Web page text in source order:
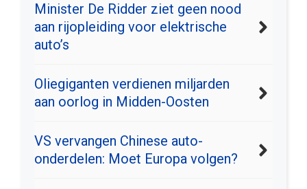
Minister De Ridder ziet geen nood
aan rijopleiding voor elektrische
auto’s
Oliegiganten verdienen miljarden
aan oorlog in Midden-Oosten
VS vervangen Chinese auto-
onderdelen: Moet Europa volgen?